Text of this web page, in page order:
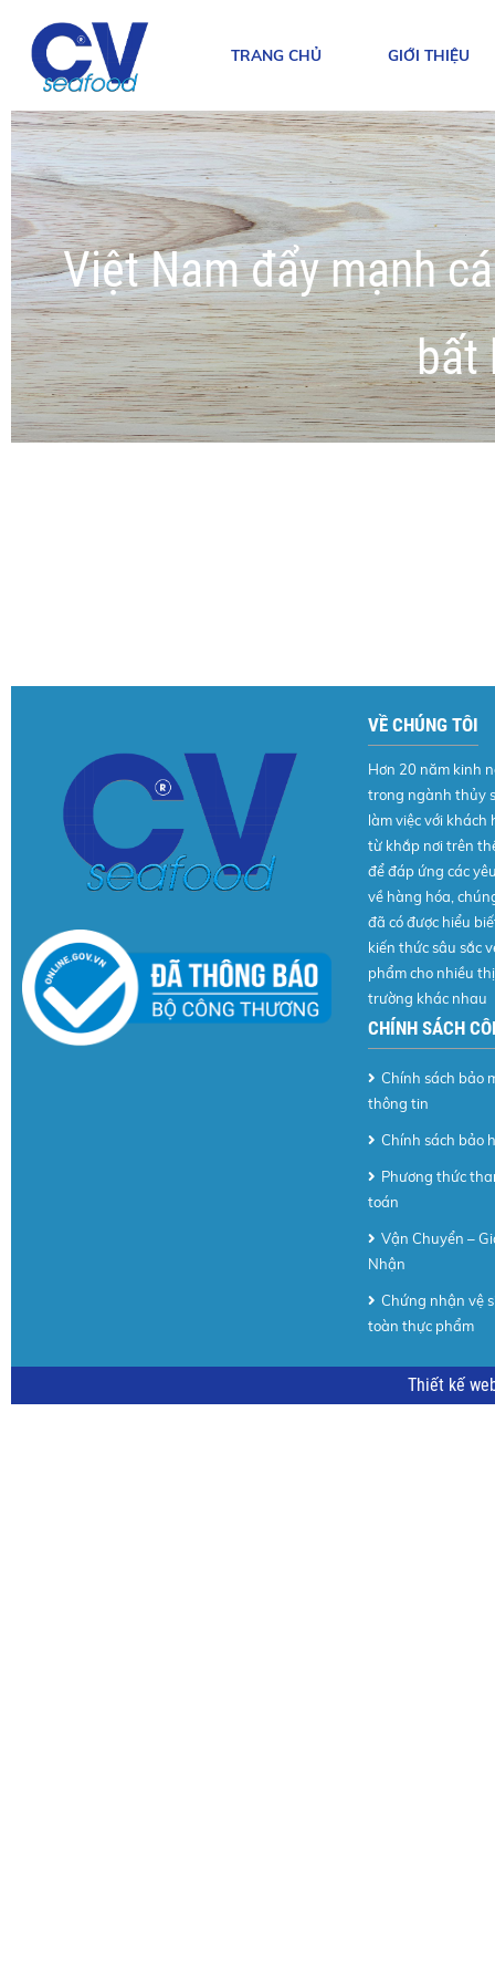
TRANG CHỦ GIỚI THIỆU
Việt Nam đẩy mạnh
bất
VỀ CHÚNG TÔI
Hơn 20 năm kinh
trong ngành thủy
làm việc với khách
từ khắp nơi trên
để đáp ứng các
về hàng hóa,
đã có được hiểu
kiến thức sâu sắc
phẩm cho nhiều thị
trường khác nhau
CHÍNH SÁCH
Chính sách bảo
thông tin
Chính sách bảo
Phương thức
toán
Vận Chuyển –
Nhận
Chứng nhận vệ
toàn thực phẩm
Thiết kế